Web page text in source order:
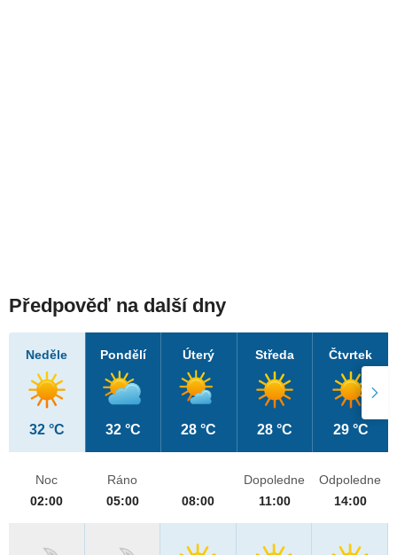
Předpověď na další dny
Neděle
32 °C
Pondělí
32 °C
Úterý
28 °C
Středa
28 °C
Čtvrtek
29 °C
Noc
02:00
Ráno
05:00
08:00
Dopoledne
11:00
Odpoledne
14:00